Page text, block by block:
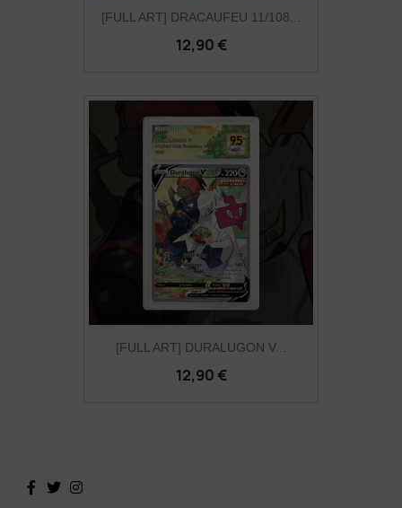
[FULL ART] DRACAUFEU 11/108...
12,90 €
[FULL ART] DURALUGON V...
12,90 €